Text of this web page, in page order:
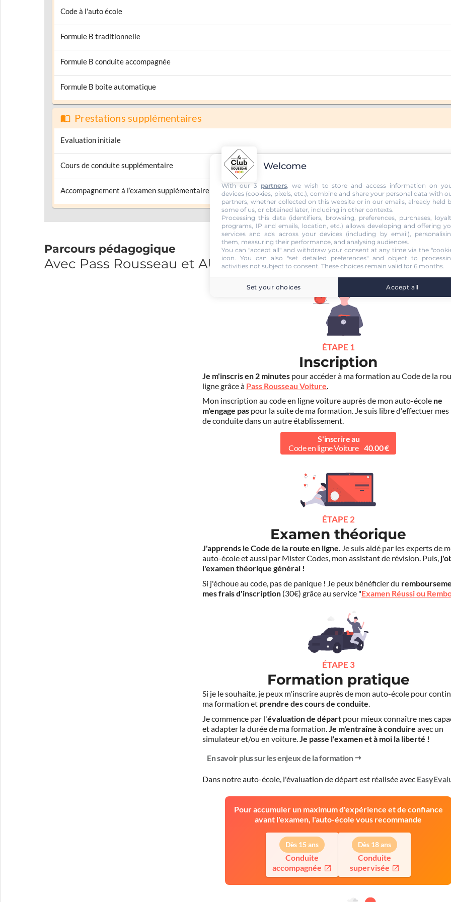
Code à l'auto école
Formule B traditionnelle
Formule B conduite accompagnée
Formule B boite automatique
Prestations supplémentaires
Evaluation initiale
Cours de conduite supplémentaire
Accompagnement à l’examen supplémentaire
Parcours pédagogique
Avec Pass Rousseau et AUTO ECOLE DE RUNGIS
ÉTAPE 1
Inscription
Je m'inscris en 2 minutes pour accéder à ma formation au Code de la
ligne grâce à Pass Rousseau Voiture.
Mon inscription au code en ligne voiture auprès de mon auto-école ne
m'engage pas pour la suite de ma formation. Je suis libre d'effectuer mes
de conduite dans un autre établissement.
S'inscrire au
Code en ligne Voiture 40.00 €
ÉTAPE 2
Examen théorique
J'apprends le Code de la route en ligne. Je suis aidé par les experts de
auto-école et aussi par Mister Codes, mon assistant de révision. Puis,
l'examen théorique général !
Si j'échoue au code, pas de panique ! Je peux bénéficier du
mes frais d'inscription (30€) grâce au service "Examen Réussi ou
ÉTAPE 3
Formation pratique
Si je le souhaite, je peux m'inscrire auprès de mon auto-école pour
ma formation et prendre des cours de conduite.
Je commence par l'évaluation de départ pour mieux connaître mes
et adapter la durée de ma formation. Je m'entraîne à conduire avec un
simulateur et/ou en voiture. Je passe l'examen et à moi la liberté !
En savoir plus sur les enjeux de la formation
Dans notre auto-école, l'évaluation de départ est réalisée avec
Pour accumuler un maximum d'expérience et de confiance
avant l'examen, l'auto-école vous recommande
Dès 15 ans
Conduite
accompagnée
Dès 18 ans
Conduite
supervisée
Welcome
With our 3 partners, we wish to store and access information on
devices (cookies, pixels, etc.), combine and share your personal data with
partners, whether collected on this website or in our emails, already held
some of us, or obtained later, including in other contexts.
Processing this data (identifiers, browsing, preferences, purchases,
programs, IP and emails, location, etc.) allows developing and offering
services and ads across your devices (including by email),
them, measuring their performance, and analysing audiences.
You can "accept all" and withdraw your consent at any time via the
icon. You can also "set detailed preferences" and object to
activities not subject to consent. These choices remain valid for 6 months.
Set your choices Accept all